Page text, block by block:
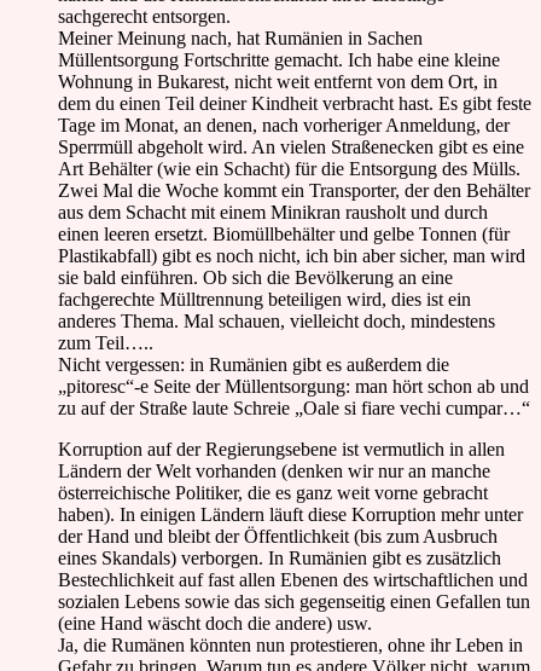
sachgerecht entsorgen.
Meiner Meinung nach, hat Rumänien in Sachen
Müllentsorgung Fortschritte gemacht. Ich habe eine kleine
Wohnung in Bukarest, nicht weit entfernt von dem Ort, in
dem du einen Teil deiner Kindheit verbracht hast. Es gibt feste
Tage im Monat, an denen, nach vorheriger Anmeldung, der
Sperrmüll abgeholt wird. An vielen Straßenecken gibt es eine
Art Behälter (wie ein Schacht) für die Entsorgung des Mülls.
Zwei Mal die Woche kommt ein Transporter, der den Behälter
aus dem Schacht mit einem Minikran rausholt und durch
einen leeren ersetzt. Biomüllbehälter und gelbe Tonnen (für
Plastikabfall) gibt es noch nicht, ich bin aber sicher, man wird
sie bald einführen. Ob sich die Bevölkerung an eine
fachgerechte Mülltrennung beteiligen wird, dies ist ein
anderes Thema. Mal schauen, vielleicht doch, mindestens
zum Teil…..
Nicht vergessen: in Rumänien gibt es außerdem die
„pitoresc“-e Seite der Müllentsorgung: man hört schon ab und
zu auf der Straße laute Schreie „Oale si fiare vechi cumpar…“
Korruption auf der Regierungsebene ist vermutlich in allen
Ländern der Welt vorhanden (denken wir nur an manche
österreichische Politiker, die es ganz weit vorne gebracht
haben). In einigen Ländern läuft diese Korruption mehr unter
der Hand und bleibt der Öffentlichkeit (bis zum Ausbruch
eines Skandals) verborgen. In Rumänien gibt es zusätzlich
Bestechlichkeit auf fast allen Ebenen des wirtschaftlichen und
sozialen Lebens sowie das sich gegenseitig einen Gefallen tun
(eine Hand wäscht doch die andere) usw.
Ja, die Rumänen könnten nun protestieren, ohne ihr Leben in
Gefahr zu bringen. Warum tun es andere Völker nicht, warum